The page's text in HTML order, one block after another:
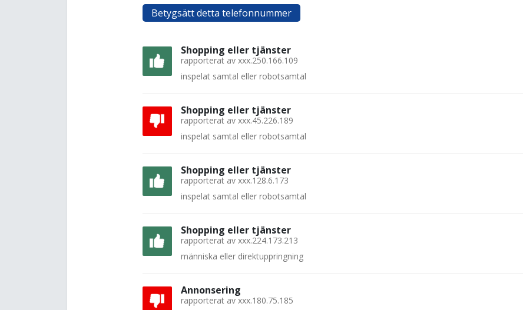
Betygsätt detta telefonnummer
Shopping eller tjänster
rapporterat av xxx.250.166.109
inspelat samtal eller robotsamtal
Shopping eller tjänster
rapporterat av xxx.45.226.189
inspelat samtal eller robotsamtal
Shopping eller tjänster
rapporterat av xxx.128.6.173
inspelat samtal eller robotsamtal
Shopping eller tjänster
rapporterat av xxx.224.173.213
människa eller direktuppringning
Annonsering
rapporterat av xxx.180.75.185